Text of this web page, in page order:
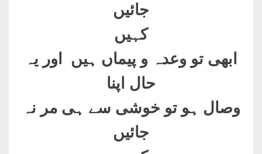
جائیں
کہیں
ابھی تو وعدہ و پیماں ہیں اور یہ
حال اپنا
وصال ہو تو خوشی سے ہی مر نہ
جائیں